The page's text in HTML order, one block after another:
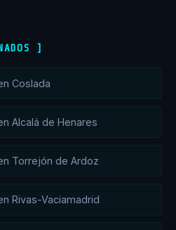
]
Coslada
Alcalá de Henares
Torrejón de Ardoz
Rivas-Vaciamadrid